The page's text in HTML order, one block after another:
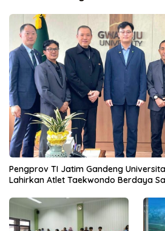
Pengprov TI Jatim Gandeng
Lahirkan Atlet Taekwondo Berdaya